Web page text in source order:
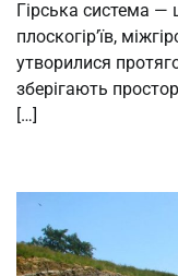
Гірська система —
плоскогір’їв,
утворилися
зберігають
[…]